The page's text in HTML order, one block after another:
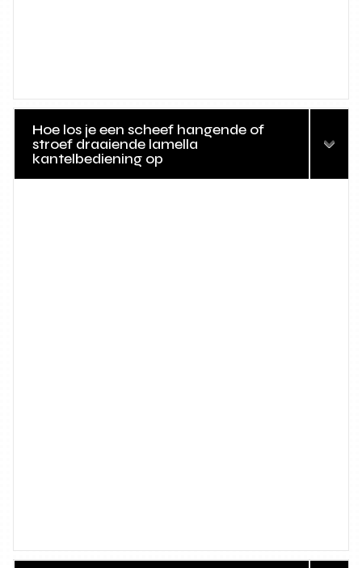
Hoe los je een scheef hangende of
stroef draaiende lamella
kantelbediening op